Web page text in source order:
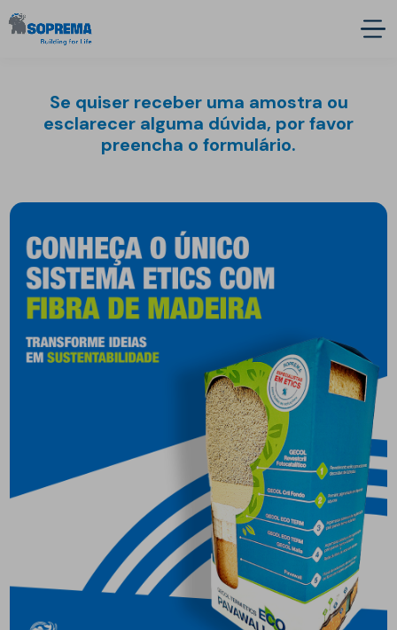
Se quiser receber uma amostra ou
esclarecer alguma dúvida, por favor
preencha o formulário.